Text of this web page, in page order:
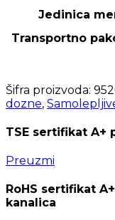
Jedinica
Transportno
Šifra proizvoda:
dozne,
TSE sertifikat A+
Preuzmi
RoHS sertifikat
kanalica